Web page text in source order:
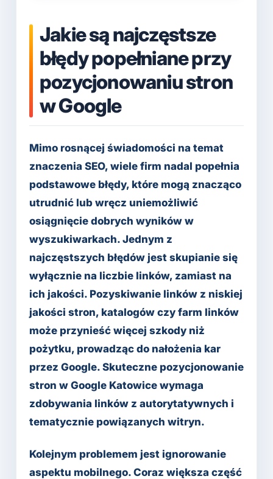
Jakie są najczęstsze
błędy popełniane przy
pozycjonowaniu stron
w Google
Mimo rosnącej świadomości na temat
znaczenia SEO, wiele firm nadal popełnia
podstawowe błędy, które mogą znacząco
utrudnić lub wręcz uniemożliwić
osiągnięcie dobrych wyników w
wyszukiwarkach. Jednym z
najczęstszych błędów jest skupianie się
wyłącznie na liczbie linków, zamiast na
ich jakości. Pozyskiwanie linków z niskiej
jakości stron, katalogów czy farm linków
może przynieść więcej szkody niż
pożytku, prowadząc do nałożenia kar
przez Google. Skuteczne pozycjonowanie
stron w Google Katowice wymaga
zdobywania linków z autorytatywnych i
tematycznie powiązanych witryn.
Kolejnym problemem jest ignorowanie
aspektu mobilnego. Coraz większa część